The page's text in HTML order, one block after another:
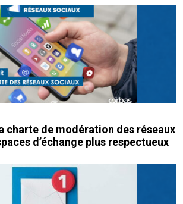
charte de modération des réseaux
d’échange plus respectueux